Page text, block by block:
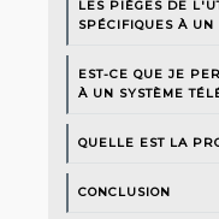
LES PIÈGES DE
SPÉCIFIQUES À UN
EST-CE QUE JE
À UN SYSTÈME
QUELLE EST LA
CONCLUSION